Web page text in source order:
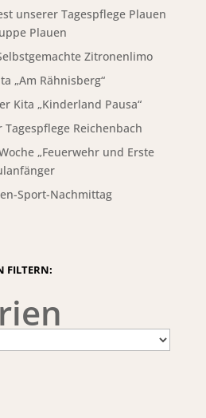
unserer Tagespflege Plauen
Plauen
Zitronenlimo
„Am Rähnisberg“
Kita „Kinderland Pausa“
Reichenbach
„Feuerwehr und Erste
Sport-Nachmittag
FILTERN: